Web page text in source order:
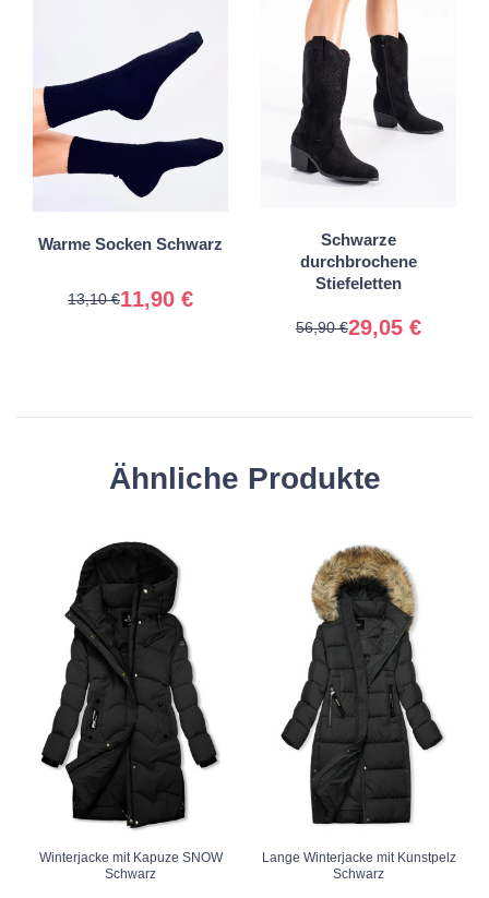
Warme Socken Schwarz
11,90 €
13,10 €
35-38
Schwarze
durchbrochene
Stiefeletten
29,05 €
56,90 €
38 40
Ähnliche Produkte
Winterjacke mit Kapuze SNOW
Schwarz
Lange Winterjacke mit Kunstpelz
Schwarz